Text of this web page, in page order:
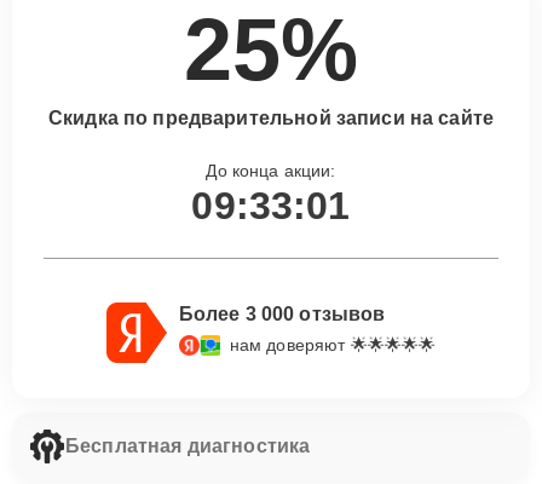
25%
Скидка по предварительной записи на сайте
До конца акции:
09:33:00
Более 3 000 отзывов
нам доверяют 🌟🌟🌟🌟🌟
Бесплатная диагностика